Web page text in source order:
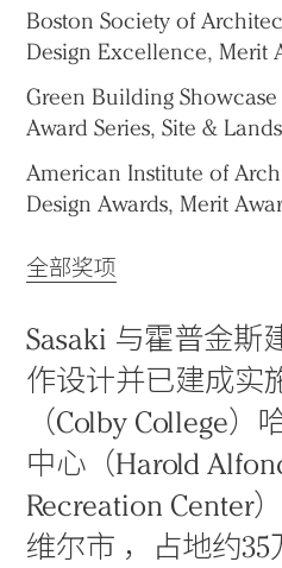
Boston Society of
Design Excellence, Merit
Green Building
Award Series, Site &
American Institute of
Design Awards, Merit
全部奖项
Sasaki 与霍普金斯
作设计并已建成实
（Colby College）
中心（Harold
Recreation Center
维尔市 ，占地约